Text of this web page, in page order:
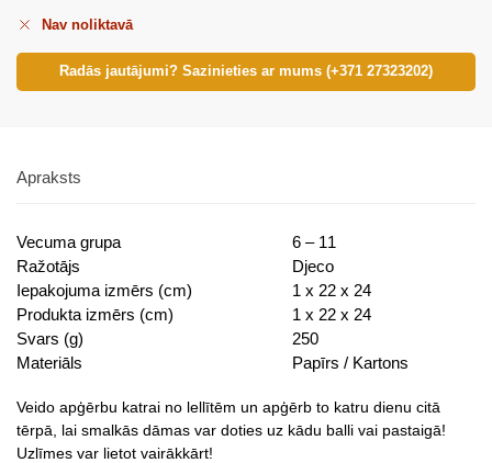
Nav noliktavā
Radās jautājumi? Sazinieties ar mums (+371 27323202)
Apraksts
Vecuma grupa
6 – 11
Ražotājs
Djeco
Iepakojuma izmērs (cm)
1 x 22 x 24
Produkta izmērs (cm)
1 x 22 x 24
Svars (g)
250
Materiāls
Papīrs / Kartons
Veido apģērbu katrai no lellītēm un apģērb to katru dienu citā
tērpā, lai smalkās dāmas var doties uz kādu balli vai pastaigā!
Uzlīmes var lietot vairākkārt!